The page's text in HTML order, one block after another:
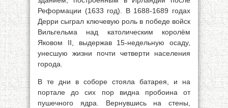
Реформации (1633 год). В 1688-1689 годах
Дерри сыграл ключевую роль в победе войск
Вильгельма над католическим королём
Яковом II, выдержав 15-недельную осаду,
унесшую жизни почти четверти населения
города.
В те дни в соборе стояла батарея, и на
портале до сих пор видна пробоина от
пушечного ядра. Вернувшись на стены,